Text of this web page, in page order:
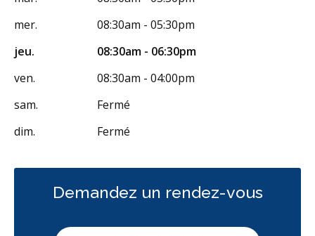
Endodontie
Chirurgie buccale
Orthodontie
Hygiène préventive et nettoyages
Réparateur
Moins
mer.
08:30am - 05:30pm
jeu.
08:30am - 06:30pm
ven.
08:30am - 04:00pm
sam.
Fermé
dim.
Fermé
Demandez un rendez-vous